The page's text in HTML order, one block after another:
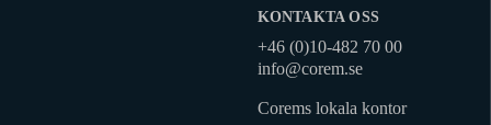
KONTAKTA OSS
+46 (0)10-482 70 00
info@corem.se
Corems lokala kontor